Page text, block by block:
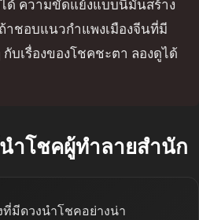
ด้ ความขัดแย้งแบบนี้มันสร้าง
าชอบแนวกำแพงเมืองจีนที่มี
บเรื่องของโชคชะตา ลองดูได้
ำโชคผู้ทำลายสำนัก
มีดวงนำโชคอย่างน่า